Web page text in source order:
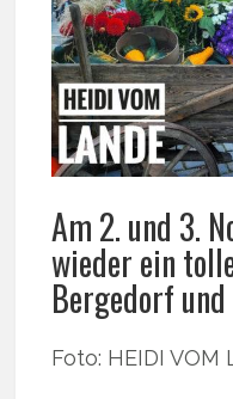
Am 2. und 3.
wieder ein
Bergedorf
Foto: HEIDI VOM